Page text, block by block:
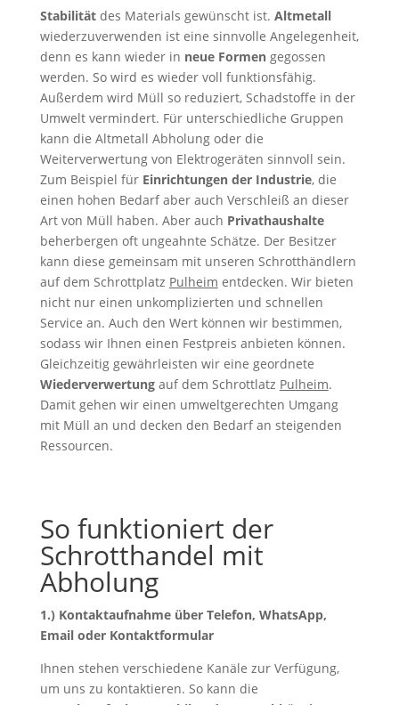
Stabilitätdes Materials gewünscht ist. Altmetall
wiederzuverwenden ist eine sinnvolle Angelegenheit,
denn es kann wieder in neue Formengegossen
werden. So wird es wieder voll funktionsfähig.
Außerdem wird Müll so reduziert, Schadstoffe in der
Umwelt vermindert. Für unterschiedliche Gruppen
kann die Altmetall Abholung oder die
Weiterverwertung von Elektrogeräten sinnvoll sein.
Zum Beispiel für Einrichtungen der Industrie, die
einen hohen Bedarf aber auch Verschleiß an dieser
Art von Müll haben. Aber auch Privathaushalte
beherbergen oft ungeahnte Schätze. Der Besitzer
kann diese gemeinsam mit unseren Schrotthändlern
auf dem Schrottplatz Pulheim entdecken. Wir bieten
nicht nur einen unkomplizierten und schnellen
Service an. Auch den Wert können wir bestimmen,
sodass wir Ihnen einen Festpreis anbieten können.
Gleichzeitig gewährleisten wir eine geordnete
Wiederverwertungauf dem Schrottlatz Pulheim.
Damit gehen wir einen umweltgerechten Umgang
mit Müll an und decken den Bedarf an steigenden
Ressourcen.
So funktioniert der
Schrotthandel mit
Abholung
1.) Kontaktaufnahme über Telefon, WhatsApp,
Email oder Kontaktformular
Ihnen stehen verschiedene Kanäle zur Verfügung,
um uns zu kontaktieren. So kann die